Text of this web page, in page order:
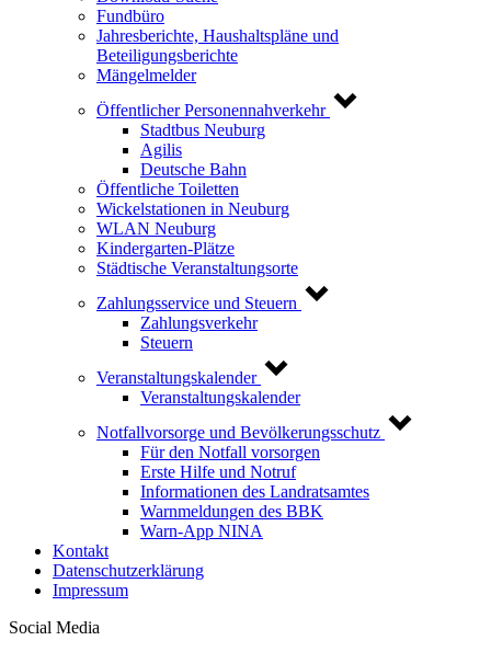
Fundbüro
Jahresberichte, Haushaltspläne und
Beteiligungsberichte
Mängelmelder
Öffentlicher Personennahverkehr
Stadtbus Neuburg
Agilis
Deutsche Bahn
Öffentliche Toiletten
Wickelstationen in Neuburg
WLAN Neuburg
Kindergarten-Plätze
Städtische Veranstaltungsorte
Zahlungsservice und Steuern
Zahlungsverkehr
Steuern
Veranstaltungskalender
Veranstaltungskalender
Notfallvorsorge und Bevölkerungsschutz
Für den Notfall vorsorgen
Erste Hilfe und Notruf
Informationen des Landratsamtes
Warnmeldungen des BBK
Warn-App NINA
Kontakt
Datenschutzerklärung
Impressum
Social Media